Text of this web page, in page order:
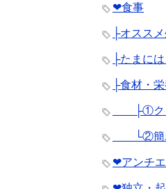
❤︎食事
├オスス
├たまに
├食材・
├①クッ
└②簡単
❤︎アンチ